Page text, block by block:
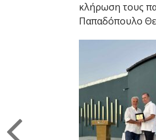
κλήρωση τους
Παπαδόπουλο